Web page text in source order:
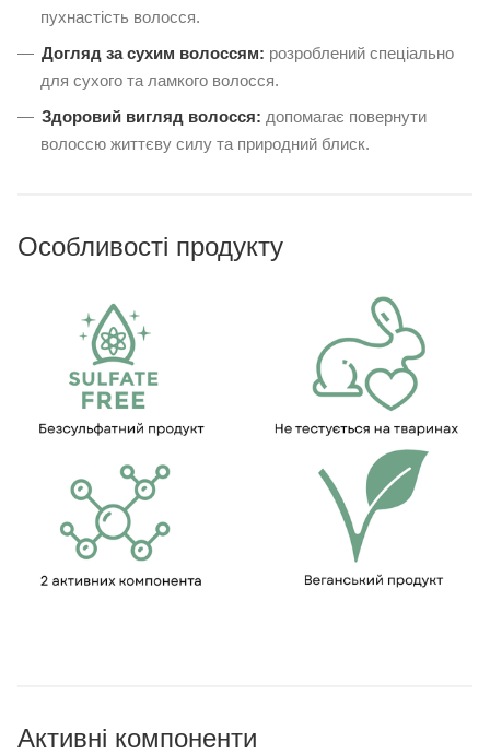
пухнастість волосся.
Догляд за сухим волоссям: розроблений спеціально
для сухого та ламкого волосся.
Здоровий вигляд волосся: допомагає повернути
волоссю життєву силу та природний блиск.
Особливості продукту
Активні компоненти